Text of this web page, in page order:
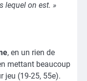
lequel on est. »
, en un rien de
mettant beaucoup
jeu (19-25, 55e).